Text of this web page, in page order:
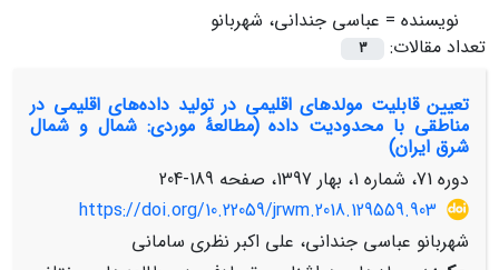
نویسنده = عباسی جندانی، شهربانو
تعداد مقالات:
3
تعیین قابلیت مولد‌های اقلیمی در تولید داده‌های اقلیمی در
مناطقی با محدودیت داده (مطالعۀ موردی: شمال و شمال
شرق ایران)
دوره 71، شماره 1، بهار 1397، صفحه
189-204
https://doi.org/10.22059/jrwm.2018.129559.903
شهربانو عباسی جندانی، علی اکبر نظری سامانی